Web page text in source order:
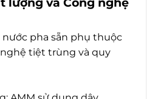
nước pha sẵn phụ thuộc
tiệt trùng và quy